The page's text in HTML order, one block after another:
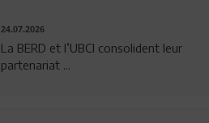
24.07.2026
La BERD et l’UBCI consolident leur
partenariat ...